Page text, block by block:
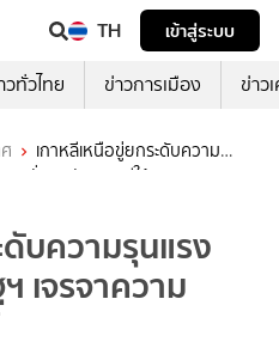
TH
เข้าสู่ระบบ
วทั่วไทย ข่าวการเมือง ข่าว
เกาหลีเหนือขู่ยกระดับความ
ามมั่นคงกับเกาหลีใต้
บความรุนแรง
เจรจาความ